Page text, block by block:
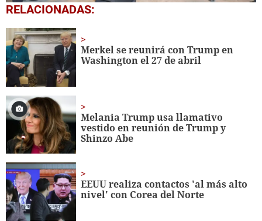
0
seconds
minute,
13
seconds
RELACIONADAS:
Merkel se reunirá con Trump en
Washington el 27 de abril
Melania Trump usa llamativo
vestido en reunión de Trump y
Shinzo Abe
EEUU realiza contactos 'al más alto
nivel' con Corea del Norte